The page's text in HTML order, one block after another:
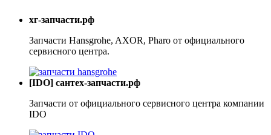
хг-запчасти.рф
Запчасти Hansgrohe, AXOR, Pharo от официального
сервисного центра.
[IDO] сантех-запчасти.рф
Запчасти от официального сервисного центра компании
IDO